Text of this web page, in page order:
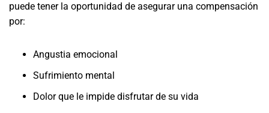
puede tener la oportunidad de asegurar una compensación
por:
Angustia emocional
Sufrimiento mental
Dolor que le impide disfrutar de su vida